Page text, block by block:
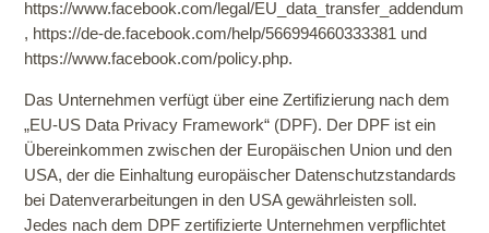
https://www.facebook.com/legal/EU_data_transfer_addendum
, https://de-de.facebook.com/help/566994660333381 und
https://www.facebook.com/policy.php.
Das Unternehmen verfügt über eine Zertifizierung nach dem
„EU-US Data Privacy Framework“ (DPF). Der DPF ist ein
Übereinkommen zwischen der Europäischen Union und den
USA, der die Einhaltung europäischer Datenschutzstandards
bei Datenverarbeitungen in den USA gewährleisten soll.
Jedes nach dem DPF zertifizierte Unternehmen verpflichtet